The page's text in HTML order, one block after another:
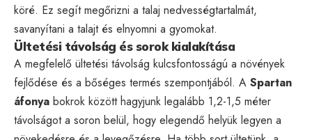
köré. Ez segít megőrizni a talaj nedvességtartalmát,
savanyítani a talajt és elnyomni a gyomokat.
Ültetési távolság és sorok kialakítása
A megfelelő ültetési távolság kulcsfontosságú a növények
fejlődése és a bőséges termés szempontjából. A Spartan
áfonya bokrok között hagyjunk legalább 1,2-1,5 méter
távolságot a soron belül, hogy elegendő helyük legyen a